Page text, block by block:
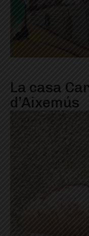
La casa
d’Aixemús